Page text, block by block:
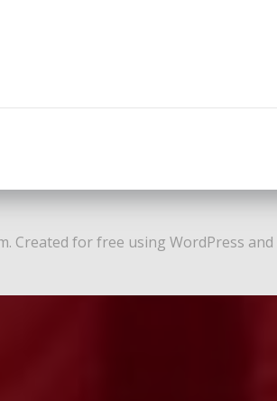
navigation
Created for free using WordPress and